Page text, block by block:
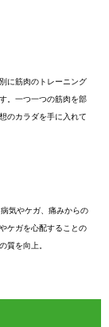
に筋肉のトレーニング
。一つ一つの筋肉を部
のカラダを手に入れて
気やケガ、痛みからの
ケガを心配することの
質を向上。